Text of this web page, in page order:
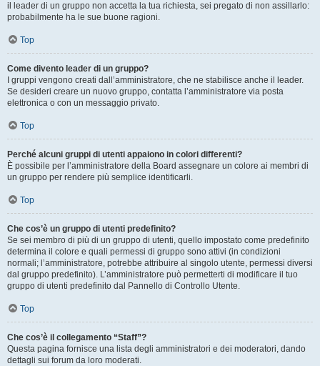
il leader di un gruppo non accetta la tua richiesta, sei pregato di non assillarlo:
probabilmente ha le sue buone ragioni.
Top
Come divento leader di un gruppo?
I gruppi vengono creati dall’amministratore, che ne stabilisce anche il leader.
Se desideri creare un nuovo gruppo, contatta l’amministratore via posta
elettronica o con un messaggio privato.
Top
Perché alcuni gruppi di utenti appaiono in colori differenti?
È possibile per l’amministratore della Board assegnare un colore ai membri di
un gruppo per rendere più semplice identificarli.
Top
Che cos’è un gruppo di utenti predefinito?
Se sei membro di più di un gruppo di utenti, quello impostato come predefinito
determina il colore e quali permessi di gruppo sono attivi (in condizioni
normali; l’amministratore, potrebbe attribuire al singolo utente, permessi diversi
dal gruppo predefinito). L’amministratore può permetterti di modificare il tuo
gruppo di utenti predefinito dal Pannello di Controllo Utente.
Top
Che cos’è il collegamento “Staff”?
Questa pagina fornisce una lista degli amministratori e dei moderatori, dando
dettagli sui forum da loro moderati.